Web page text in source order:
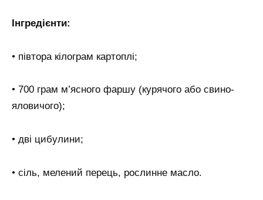
Інгредієнти:
• півтора кілограм картоплі;
• 700 грам м’ясного фаршу (курячого або свино-
яловичого);
• дві цибулини;
• сіль, мелений перець, рослинне масло.